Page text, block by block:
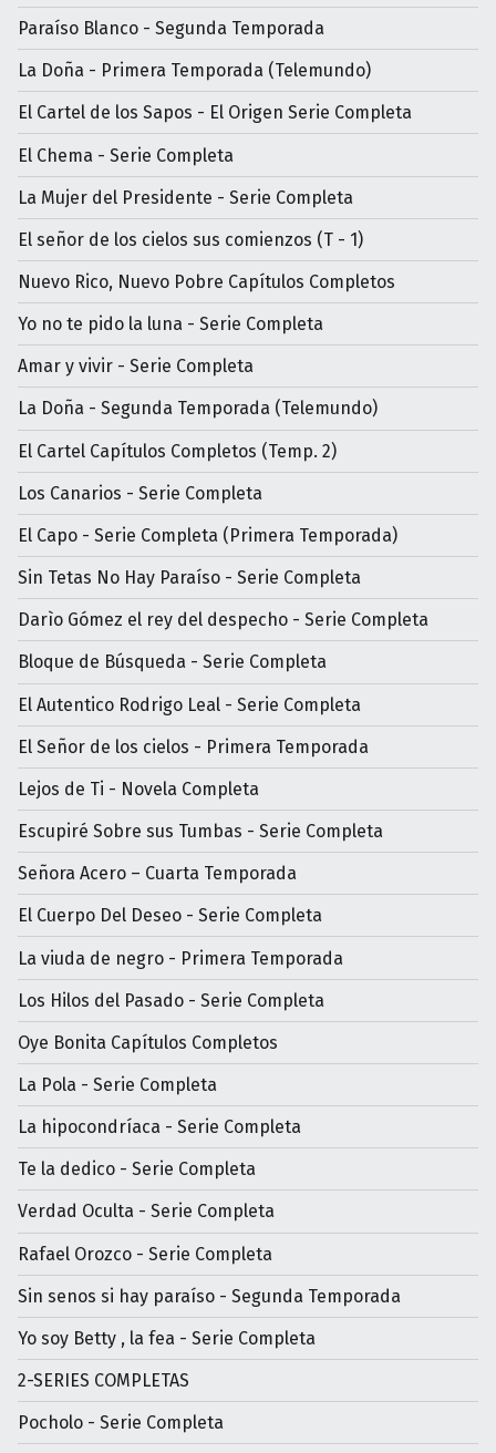
Paraíso Blanco - Segunda Temporada
La Doña - Primera Temporada (Telemundo)
El Cartel de los Sapos - El Origen Serie Completa
El Chema - Serie Completa
La Mujer del Presidente - Serie Completa
El señor de los cielos sus comienzos (T - 1)
Nuevo Rico, Nuevo Pobre Capítulos Completos
Yo no te pido la luna - Serie Completa
Amar y vivir - Serie Completa
La Doña - Segunda Temporada (Telemundo)
El Cartel Capítulos Completos (Temp. 2)
Los Canarios - Serie Completa
El Capo - Serie Completa (Primera Temporada)
Sin Tetas No Hay Paraíso - Serie Completa
Darìo Gómez el rey del despecho - Serie Completa
Bloque de Búsqueda - Serie Completa
El Autentico Rodrigo Leal - Serie Completa
El Señor de los cielos - Primera Temporada
Lejos de Ti - Novela Completa
Escupiré Sobre sus Tumbas - Serie Completa
Señora Acero – Cuarta Temporada
El Cuerpo Del Deseo - Serie Completa
La viuda de negro - Primera Temporada
Los Hilos del Pasado - Serie Completa
Oye Bonita Capítulos Completos
La Pola - Serie Completa
La hipocondríaca - Serie Completa
Te la dedico - Serie Completa
Verdad Oculta - Serie Completa
Rafael Orozco - Serie Completa
Sin senos si hay paraíso - Segunda Temporada
Yo soy Betty , la fea - Serie Completa
2-SERIES COMPLETAS
Pocholo - Serie Completa